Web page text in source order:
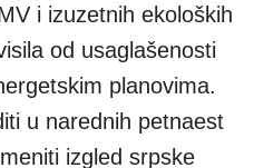
i izuzetnih ekoloških
od usaglašenosti
planovima.
u narednih petnaest
izgled srpske